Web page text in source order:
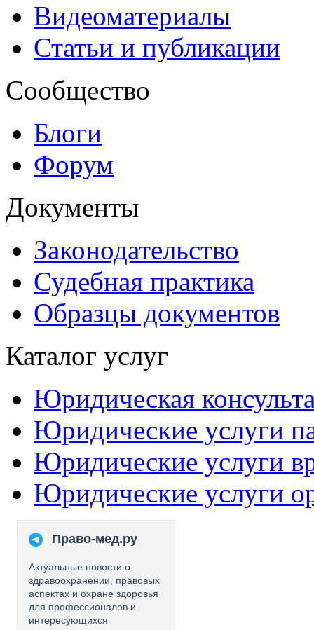
Видеоматериалы
Статьи и публикации
Сообщество
Блоги
Форум
Документы
Законодательство
Судебная практика
Образцы документов
Каталог услуг
Юридическая
Юридические услуги
Юридические услуги
Юридические услуги
Право-мед.ру
Актуальные новости о
здравоохранении, правовых
аспектах и охране здоровья
для профессионалов и
интересующихся